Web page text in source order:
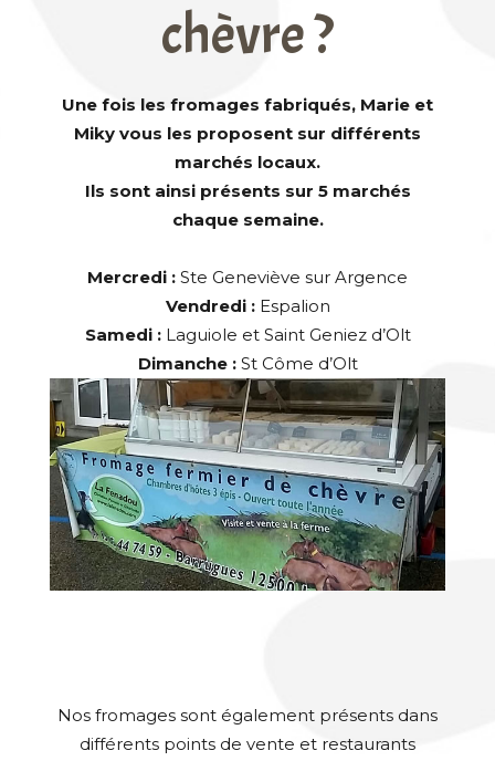
chèvre ?
Une fois les fromages fabriqués, Marie et
Miky vous les proposent sur différents
marchés locaux.
Ils sont ainsi présents sur 5 marchés
chaque semaine.
Mercredi : Ste Geneviève sur Argence
Vendredi :Espalion
Samedi :Laguiole et Saint Geniez d’Olt
Dimanche :St Côme d’Olt
Nos fromages sont également présents dans
différents points de vente et restaurants